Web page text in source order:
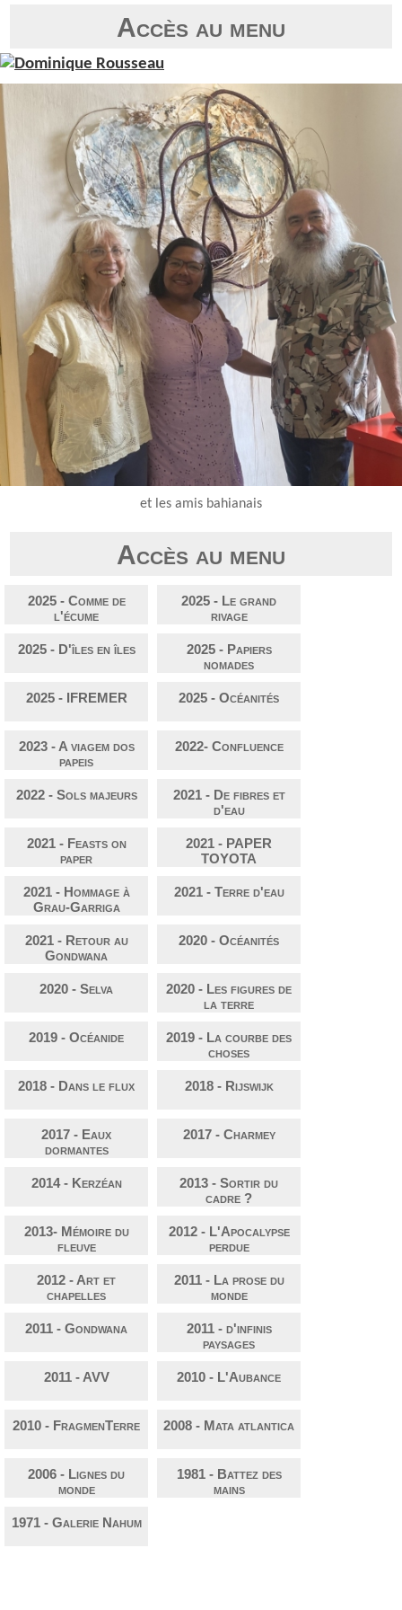
Accès au menu
et les amis bahianais
Accès au menu
2025 - Comme de
l'écume
2025 - Le grand
rivage
2025 - D'îles en îles
2025 - Papiers
nomades
2025 - IFREMER 2025 - Océanités
2023 - A viagem dos
papeis
2022- Confluence
2022 - Sols majeurs
2021 - De fibres et
d'eau
2021 - Feasts on
paper
2021 - PAPER
TOYOTA
2021 - Hommage à
Grau-Garriga
2021 - Terre d'eau
2021 - Retour au
Gondwana
2020 - Océanités
2020 - Selva
2020 - Les figures de
la terre
2019 - Océanide
2019 - La courbe des
choses
2018 - Dans le flux 2018 - Rijswijk
2017 - Eaux
dormantes
2017 - Charmey
2014 - Kerzéan
2013 - Sortir du
cadre ?
2013- Mémoire du
fleuve
2012 - L'Apocalypse
perdue
2012 - Art et
chapelles
2011 - La prose du
monde
2011 - Gondwana
2011 - d'infinis
paysages
2011 - AVV 2010 - L'Aubance
2010 - FragmenTerre 2008 - Mata atlantica
2006 - Lignes du
monde
1981 - Battez des
mains
1971 - Galerie Nahum